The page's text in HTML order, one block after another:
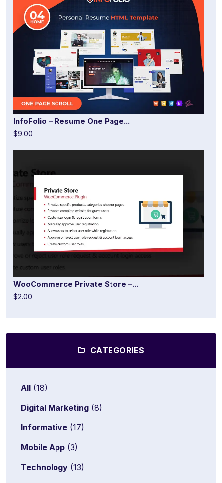
InfoFolio – Resume One Page...
$9.00
WooCommerce Private Store –...
$2.00
CATEGORIES
All (18)
Digital Marketing (8)
Informative (17)
Mobile App (3)
Technology (13)